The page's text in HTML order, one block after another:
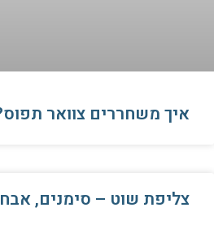
איך משחררים צוואר
צליפת שוט – סימנים,